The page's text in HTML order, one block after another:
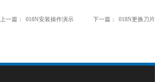
上一篇： 018N安装操作演示 下一篇： 018N更换刀片